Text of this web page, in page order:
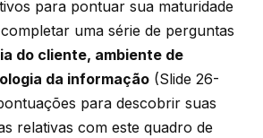
para pontuar sua maturidade
uma série de perguntas
do cliente, ambiente de
da informação (Slide 26-
para descobrir suas
relativas com este quadro de